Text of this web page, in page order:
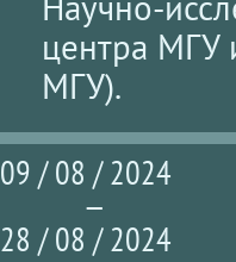
центра
МГУ).
09 / 08 / 2024
—
28 / 08 / 2024